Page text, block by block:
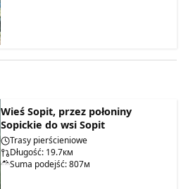
Wieś Sopit, przez połoniny
Sopickie do wsi Sopit
Trasy pierścieniowe
Długość: 19.7км
Suma podejść: 807м